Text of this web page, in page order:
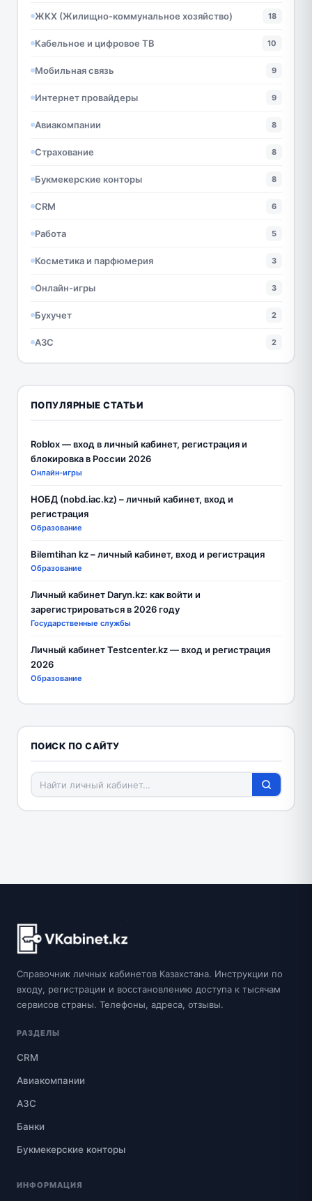
ЖКХ (Жилищно-коммунальное хозяйство) 18
Кабельное и цифровое ТВ 10
Мобильная связь 9
Интернет провайдеры 9
Авиакомпании 8
Страхование 8
Букмекерские конторы 8
CRM 6
Работа 5
Косметика и парфюмерия 3
Онлайн-игры 3
Бухучет 2
АЗС 2
ПОПУЛЯРНЫЕ СТАТЬИ
Roblox — вход в личный кабинет, регистрация и
блокировка в России 2026
Онлайн-игры
НОБД (nobd.iac.kz) – личный кабинет, вход и
регистрация
Образование
Bilemtihan kz – личный кабинет, вход и регистрация
Образование
Личный кабинет Daryn.kz: как войти и
зарегистрироваться в 2026 году
Государственные службы
Личный кабинет Testcenter.kz — вход и регистрация
2026
Образование
ПОИСК ПО САЙТУ
Справочник личных кабинетов Казахстана. Инструкции по
входу, регистрации и восстановлению доступа к тысячам
сервисов страны. Телефоны, адреса, отзывы.
РАЗДЕЛЫ
CRM
Авиакомпании
АЗС
Банки
Букмекерские конторы
ИНФОРМАЦИЯ